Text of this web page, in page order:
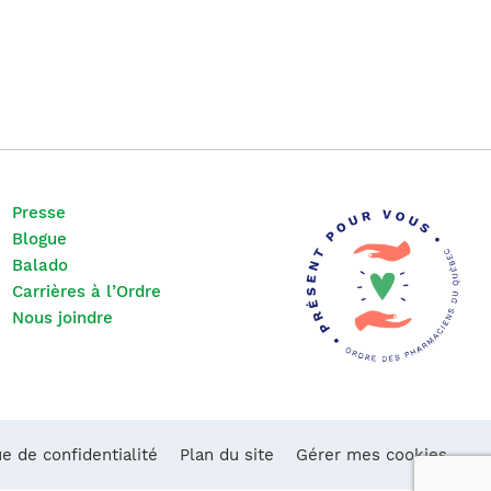
Presse
Blogue
Balado
Carrières à l’Ordre
Nous joindre
de confidentialité Plan du site Gérer mes cookies